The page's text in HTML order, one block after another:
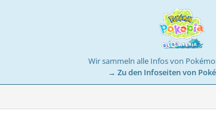
Wir sammeln alle Infos von
→ Zu den Infoseiten von